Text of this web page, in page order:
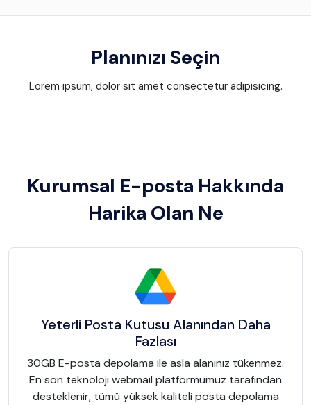
Planınızı Seçin
Lorem ipsum, dolor sit amet consectetur adipisicing.
Kurumsal E-posta Hakkında
Harika Olan Ne
Yeterli Posta Kutusu Alanından Daha
Fazlası
30GB E-posta depolama ile asla alanınız tükenmez.
En son teknoloji webmail platformumuz tarafından
desteklenir, tümü yüksek kaliteli posta depolama